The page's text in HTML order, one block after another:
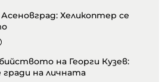
Хеликоптер се
на Георги Кузев:
на личната